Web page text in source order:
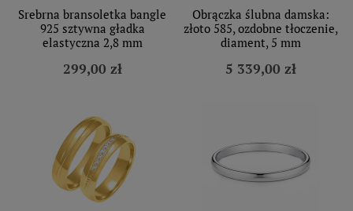
Srebrna bransoletka bangle
925 sztywna gładka
elastyczna 2,8 mm
299,00 zł
Obrączka ślubna damska:
złoto 585, ozdobne tłoczenie,
diament, 5 mm
5 339,00 zł